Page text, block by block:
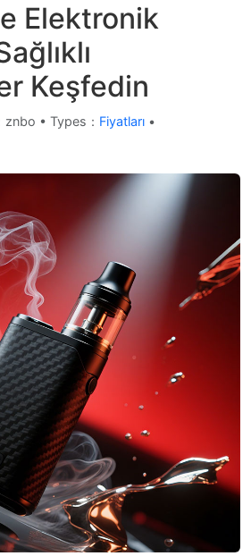
Elektronik
Keşfedin
znbo • Types： Fiyatları •